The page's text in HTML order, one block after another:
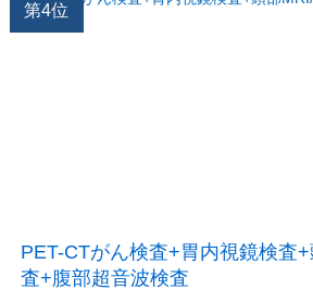
第4位
PET-CTがん検査+胃内視鏡検査
査+腹部超音波検査